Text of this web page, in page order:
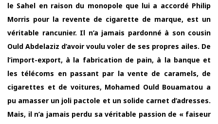
le Sahel en raison du monopole que lui a accordé Philip
Morris pour la revente de cigarette de marque, est un
véritable rancunier. Il n’a jamais pardonné à son cousin
Ould Abdelaziz d’avoir voulu voler de ses propres ailes. De
l’import-export, à la fabrication de pain, à la banque et
les télécoms en passant par la vente de caramels, de
cigarettes et de voitures, Mohamed Ould Bouamatou a
pu amasser un joli pactole et un solide carnet d’adresses.
Mais, il n’a jamais perdu sa véritable passion de « faiseur